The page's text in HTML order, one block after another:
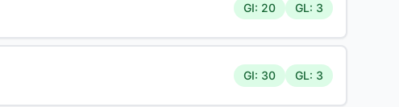
GI: 20 GL: 3
GI: 30 GL: 3